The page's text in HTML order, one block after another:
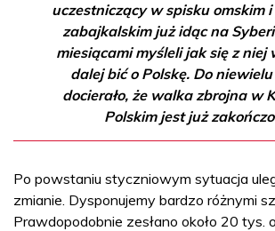
uczestniczący w spisku omskim
zabajkalskim już idąc na
miesiącami myśleli jak się z niej
dalej bić o Polskę. Do
docierało, że walka zbrojna w
Polskim jest już
Po powstaniu styczniowym sytuacja
zmianie. Dysponujemy bardzo różnymi
Prawdopodobnie zesłano około 20 tys.